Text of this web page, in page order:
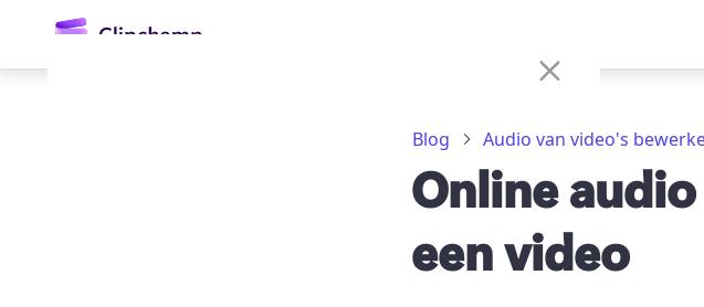
Blog Audio van video's
Online
een video